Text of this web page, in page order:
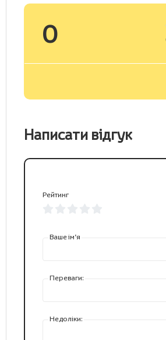
0
Написати відгук
Рейтинг
Ваше ім’я
Переваги:
Недоліки: